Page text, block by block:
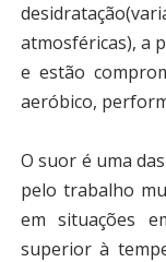
atmosféricas), a
e estão
aeróbico,
O suor é uma
pelo trabalho
em situações
superior à